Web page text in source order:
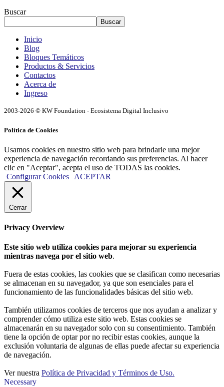
Buscar
Buscar
Inicio
Blog
Bloques Temáticos
Productos & Servicios
Contactos
Acerca de
Ingreso
2003-2026 © KW Foundation - Ecosistema Digital Inclusivo
Política de Cookies
Usamos cookies en nuestro sitio web para brindarle una mejor
experiencia de navegación recordando sus preferencias. Al hacer
clic en "Aceptar", acepta el uso de TODAS las cookies.
Configurar Cookies
ACEPTAR
Cerrar
Privacy Overview
Este sitio web utiliza cookies para mejorar su experiencia
mientras navega por el sitio web.
Fuera de estas cookies, las cookies que se clasifican como necesarias
se almacenan en su navegador, ya que son esenciales para el
funcionamiento de las funcionalidades básicas del sitio web.
También utilizamos cookies de terceros que nos ayudan a analizar y
comprender cómo utiliza este sitio web. Estas cookies se
almacenarán en su navegador solo con su consentimiento. También
tiene la opción de optar por no recibir estas cookies, aunque la
exclusión voluntaria de algunas de ellas puede afectar su experiencia
de navegación.
Ver nuestra Política de Privacidad y Términos de Uso.
Necessary